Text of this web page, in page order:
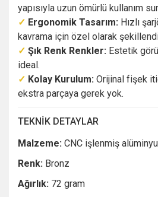
yapısıyla uzun ömürlü kullanım
✓ Ergonomik Tasarım: Hızlı
kavrama için özel olarak
✓ Şık Renk Renkler: Estetik
ideal.
✓ Kolay Kurulum: Orijinal fişek
ekstra parçaya gerek yok.
TEKNİK DETAYLAR
Malzeme: CNC işlenmiş
Renk: Bronz
Ağırlık: 72 gram